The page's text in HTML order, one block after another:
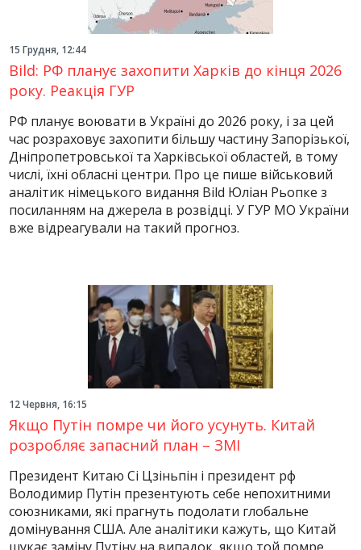
15 Грудня, 12:44
Bild: РФ планує захопити Харків до кінця 2026
року. Реакція ГУР
РФ планує воювати в Україні до 2026 року, і за цей
час розраховує захопити більшу частину Запорізької,
Дніпропетровської та Харківської областей, в тому
числі, їхні обласні центри. Про це пише військовий
аналітик німецького видання Bild Юліан Рьопке з
посиланням на джерела в розвідці. У ГУР МО України
вже відреагували на такий прогноз.
12 Червня, 16:15
Якщо Путін помре чи його усунуть. Китай
розробляє запасний план – ЗМІ
Президент Китаю Сі Цзіньпін і президент рф
Володимир Путін презентують себе непохитними
союзниками, які прагнуть подолати глобальне
домінування США. Але аналітики кажуть, що Китай